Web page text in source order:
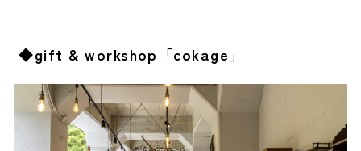
◆gift & workshop「cokage」